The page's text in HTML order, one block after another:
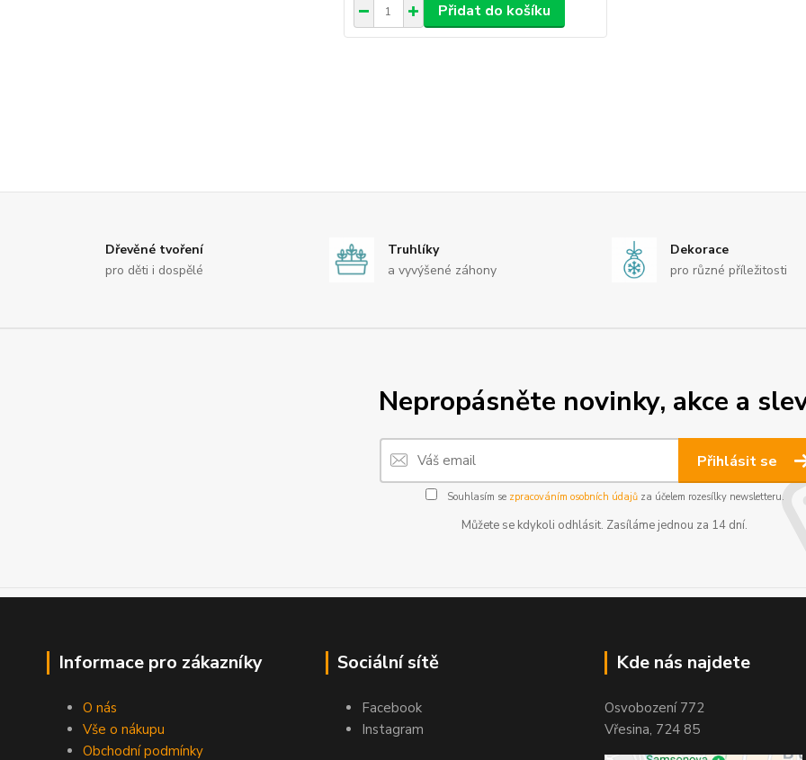
Přidat do košíku
Dřevěné tvoření
pro děti i dospělé
Truhlíky
a vyvýšené záhony
Dekorace
pro různé příležitosti
Nepropásněte novinky, akce a
Přihlásit se
Souhlasím se zpracováním osobních údajůza účelem rozesílky newsletteru.
Můžete se kdykoli odhlásit. Zasíláme jednou za 14 dní.
Informace pro zákazníky
O nás
Vše o nákupu
Obchodní podmínky
Sociální sítě
Facebook
Instagram
Kde nás najdete
Osvobození 772
Vřesina, 724 85